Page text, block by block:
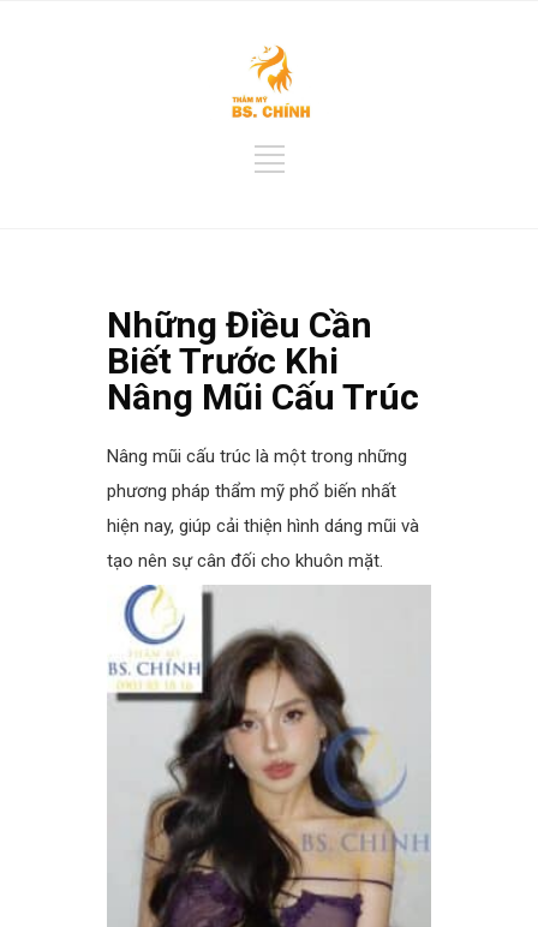
Những Điều Cần
Biết Trước Khi
Nâng Mũi Cấu Trúc
Nâng mũi cấu trúc là một trong những
phương pháp thẩm mỹ phổ biến nhất
hiện nay, giúp cải thiện hình dáng mũi và
tạo nên sự cân đối cho khuôn mặt.